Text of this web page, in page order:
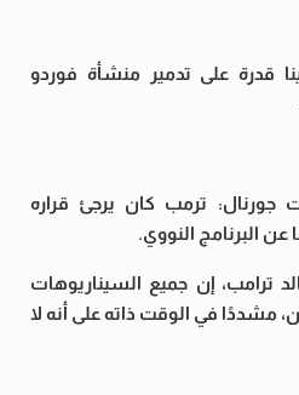
قدرة على تدمير منشأة فوردو
ترمب كان يرجئ قراره
عن البرنامج النووي.
ترامب، إن جميع السيناريوهات
مشددًا في الوقت ذاته على أنه لا